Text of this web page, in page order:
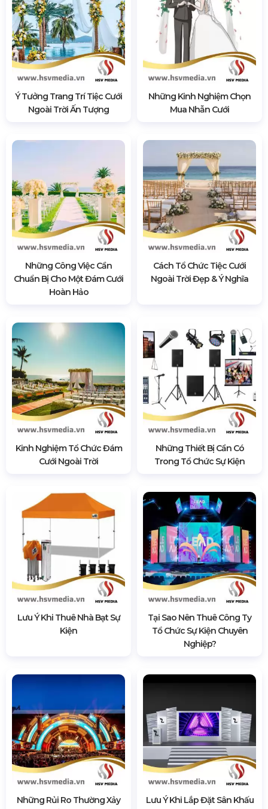
Ý Tưởng Trang Trí Tiệc Cưới
Ngoài Trời Ấn Tượng
Những Kinh Nghiệm Chọn
Mua Nhẫn Cưới
Những Công Việc Cần
Chuẩn Bị Cho Một Đám Cưới
Hoàn Hảo
Cách Tổ Chức Tiệc Cưới
Ngoài Trời Đẹp & Ý Nghĩa
Kinh Nghiệm Tổ Chức Đám
Cưới Ngoài Trời
Những Thiết Bị Cần Có
Trong Tổ Chức Sự Kiện
Lưu Ý Khi Thuê Nhà Bạt Sự
Kiện
Tại Sao Nên Thuê Công Ty
Tổ Chức Sự Kiện Chuyên
Nghiệp?
Những Rủi Ro Thường Xảy
Lưu Ý Khi Lắp Đặt Sân Khấu